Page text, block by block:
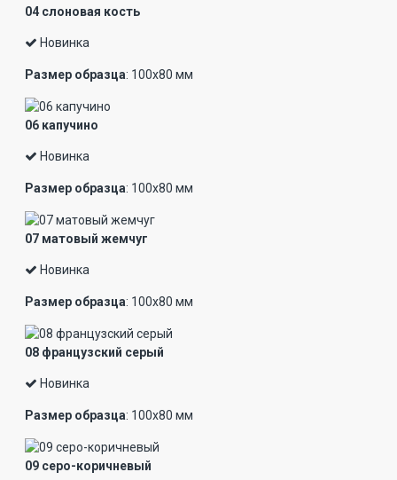
04 слоновая кость
Новинка
Размер образца: 100х80 мм
06 капучино
Новинка
Размер образца: 100х80 мм
07 матовый жемчуг
Новинка
Размер образца: 100х80 мм
08 французский серый
Новинка
Размер образца: 100х80 мм
09 серо-коричневый